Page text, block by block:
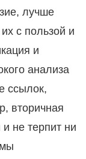
лучше
с пользой и
и
анализа
ссылок,
вторичная
не терпит ни